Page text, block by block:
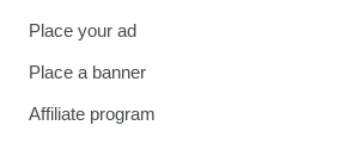
Place your ad
Place a banner
Affiliate program